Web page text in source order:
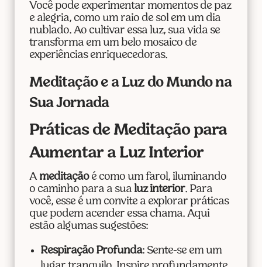
Você pode experimentar momentos de paz
e alegria, como um raio de sol em um dia
nublado. Ao cultivar essa luz, sua vida se
transforma em um belo mosaico de
experiências enriquecedoras.
Meditação e a Luz do Mundo na
Sua Jornada
Práticas de Meditação para
Aumentar a Luz Interior
A meditaçãoé como um farol, iluminando
o caminho para a sua luz interior. Para
você, esse é um convite a explorar práticas
que podem acender essa chama. Aqui
estão algumas sugestões:
Respiração Profunda: Sente-se em um